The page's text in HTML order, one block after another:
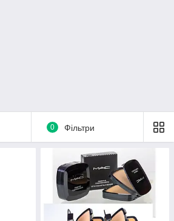
0 Фільтри